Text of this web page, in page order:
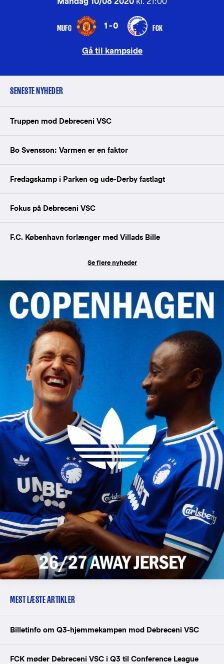
MUFC 1-0 FCK
Gå til kampside
SENESTE NYHEDER
Truppen mod Debreceni VSC
Bo Svensson: Varmen er en faktor
Fredagskamp i Parken og ude-Derby fastlagt
Fokus på Debreceni VSC
F.C. København forlænger med Villads Bille
Se flere nyheder
MEST LÆSTE ARTIKLER
Billetinfo om Q3-hjemmekampen mod Debreceni VSC
FCK møder Debreceni VSC i Q3 til Conference League